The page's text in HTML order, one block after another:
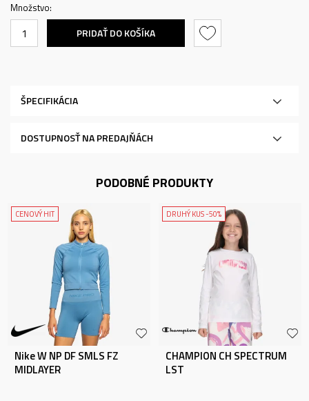
Množstvo:
PRIDAŤ DO KOŠÍKA
ŠPECIFIKÁCIA
DOSTUPNOSŤ NA PREDAJŇÁCH
PODOBNÉ PRODUKTY
CENOVÝ HIT
Nike W NP DF SMLS FZ
MIDLAYER
DRUHÝ KUS -50%
CHAMPION CH SPECTRUM
LST